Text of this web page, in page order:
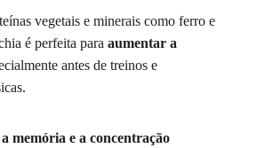
vegetais e minerais como ferro e
é perfeita para aumentar a
antes de treinos e
memória e a concentração